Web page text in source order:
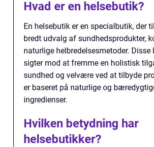
Hvad er en helsebutik?
En helsebutik er en specialbutik, der
bredt udvalg af sundhedsprodukter,
naturlige helbredelsesmetoder. Disse
sigter mod at fremme en holistisk
sundhed og velvære ved at tilbyde
er baseret på naturlige og
ingredienser.
Hvilken betydning har
helsebutikker?